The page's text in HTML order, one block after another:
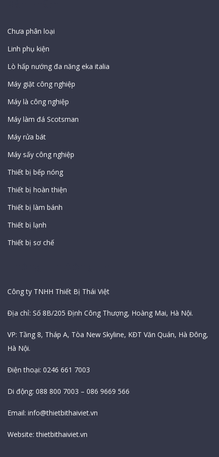
Chưa phân loại
Linh phụ kiện
Lò hấp nướng đa năng eka italia
Máy giặt công nghiệp
Máy là công nghiệp
Máy làm đá Scotsman
Máy rửa bát
Máy sấy công nghiệp
Thiết bị bếp nóng
Thiết bị hoàn thiện
Thiết bị làm bánh
Thiết bị lạnh
Thiết bị sơ chế
Công ty TNHH Thiết Bị Thái Việt
Địa chỉ: Số 8B/205 Định Công Thượng, Hoàng Mai, Hà Nội.
VP: Tầng 8, Tháp A, Tòa New Skyline, KĐT Văn Quán, Hà Đông,
Hà Nội.
Điện thoại: 0246 661 7003
Di động: 088 800 7003 – 086 9669 566
Email: info@thietbithaiviet.vn
Website:thietbithaiviet.vn